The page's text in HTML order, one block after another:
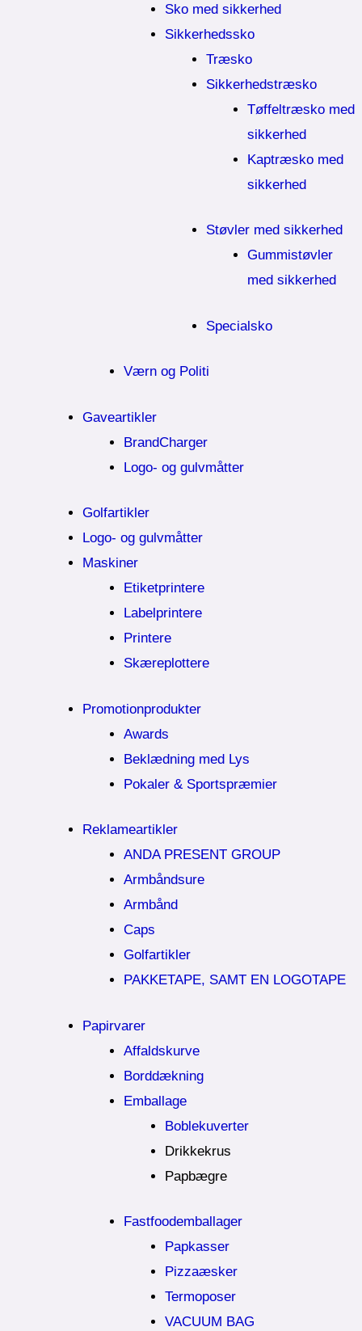
Sko med sikkerhed
Sikkerhedssko
Træsko
Sikkerhedstræsko
Tøffeltræsko med
sikkerhed
Kaptræsko med
sikkerhed
Støvler med sikkerhed
Gummistøvler
med sikkerhed
Specialsko
Værn og Politi
Gaveartikler
BrandCharger
Logo- og gulvmåtter
Golfartikler
Logo- og gulvmåtter
Maskiner
Etiketprintere
Labelprintere
Printere
Skæreplottere
Promotionprodukter
Awards
Beklædning med Lys
Pokaler & Sportspræmier
Reklameartikler
ANDA PRESENT GROUP
Armbåndsure
Armbånd
Caps
Golfartikler
PAKKETAPE, SAMT EN LOGOTAPE
Papirvarer
Affaldskurve
Borddækning
Emballage
Boblekuverter
Drikkekrus
Papbægre
Fastfoodemballager
Papkasser
Pizzaæsker
Termoposer
VACUUM BAG